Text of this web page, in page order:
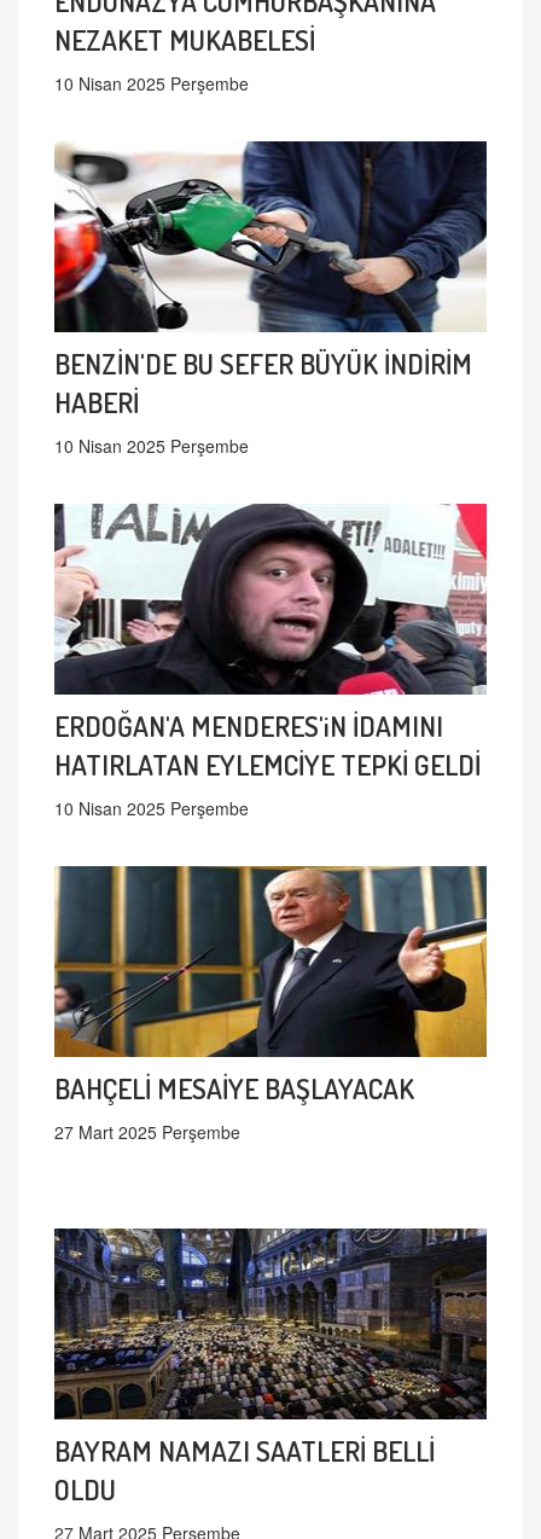
NEZAKET MUKABELESİ
10 Nisan 2025 Perşembe
BENZİN'DE BU SEFER BÜYÜK İNDİRİM
HABERİ
10 Nisan 2025 Perşembe
ERDOĞAN'A MENDERES'iN İDAMINI
HATIRLATAN EYLEMCİYE TEPKİ GELDİ
10 Nisan 2025 Perşembe
BAHÇELİ MESAİYE BAŞLAYACAK
27 Mart 2025 Perşembe
BAYRAM NAMAZI SAATLERİ BELLİ
OLDU
27 Mart 2025 Perşembe